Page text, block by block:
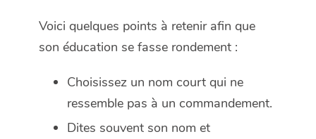
Voici quelques points à retenir afin que
son éducation se fasse rondement :
Choisissez un nom court qui ne
ressemble pas à un commandement.
Dites souvent son nom et